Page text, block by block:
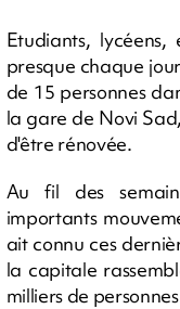
Etudiants,
presque chaque
de 15 personnes
la gare de Novi
d'être rénovée.
Au fil des
importants
ait connu ces
la capitale
milliers de